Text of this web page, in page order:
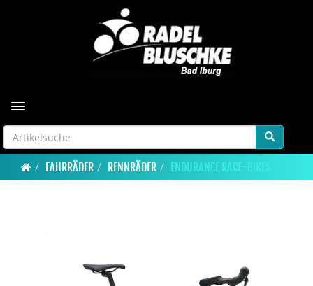
Toggle navigation
FAHRRÄDER RENNRÄDER ENDURANCE RACE-BIKES